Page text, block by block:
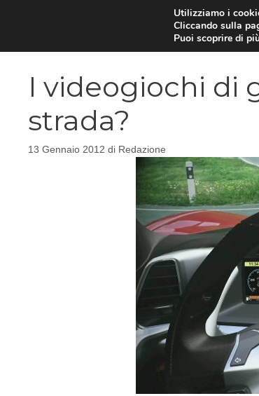
I videogiochi di
strada?
13 Gennaio 2012 di Redazione
Utilizziamo i
Cliccando sulla
Puoi scoprire di